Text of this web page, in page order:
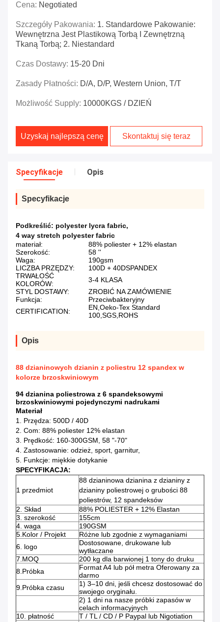
Cena: Negotiated
Szczegóły Pakowania: 1. Standardowe Pakowanie:
Wewnętrzna Jest Plastikową Torbą I Zewnętrzną
Tkaną Torbą; 2. Niestandard
Czas Dostawy: 15-20 Dni
Zasady Płatności: D/A, D/P, Western Union, T/T
Możliwość Supply: 10000KGS / DZIEŃ
Uzyskaj najlepszą cenę Skontaktuj się teraz
Specyfikacje Opis
Specyfikacje
Podkreślić: polyester lycra fabric,
4 way stretch polyester fabric
materiał:
88% poliester + 12% elastan
Szerokość:
58 ''
Waga:
190gsm
LICZBA PRZĘDZY:
100D + 40DSPANDEX
TRWAŁOŚĆ
KOLORÓW:
3-4 KLASA
STYL DOSTAWY:
ZROBIĆ NA ZAMÓWIENIE
Funkcja:
Przeciwbakteryjny
CERTIFICATION:
EN,Oeko-Tex Standard
100,SGS,ROHS
Opis
88 dzianinowych dzianin z poliestru 12 spandex w
kolorze brzoskwiniowym
94 dzianina poliestrowa z 6 spandeksowymi
brzoskwiniowymi pojedynczymi nadrukami
Materiał
1. Przędza: 500D / 40D
2. Com: 88% poliester 12% elastan
3. Prędkość: 160-300GSM, 58 "-70"
4. Zastosowanie: odzież, sport, garnitur,
5. Funkcje: miękkie dotykanie
SPECYFIKACJA:
1 przedmiot
88 dzianinowa dzianina z dzianiny z
dzianiny poliestrowej o grubości 88
poliestrów, 12 spandeksów
2. Skład
88% POLIESTER + 12% Elastan
3. szerokość
155cm
4. waga
190GSM
5.Kolor / Projekt
Różne lub zgodnie z wymaganiami
6. logo
Dostosowane, drukowane lub
wytłaczane
7.MOQ
200 kg dla barwionej 1 tony do druku
8.Próbka
Format A4 lub pół metra Oferowany za
darmo
9.Próbka czasu
1) 3–10 dni, jeśli chcesz dostosować do
swojego oryginału.
2) 1 dni na nasze próbki zapasów w
celach informacyjnych
10. płatność
T / TL / CD / P Paypal lub Nigotiation